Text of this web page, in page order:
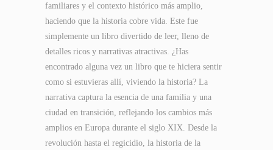
familiares y el contexto histórico más amplio,
haciendo que la historia cobre vida. Este fue
simplemente un libro divertido de leer, lleno de
detalles ricos y narrativas atractivas. ¿Has
encontrado alguna vez un libro que te hiciera sentir
como si estuvieras allí, viviendo la historia? La
narrativa captura la esencia de una familia y una
ciudad en transición, reflejando los cambios más
amplios en Europa durante el siglo XIX. Desde la
revolución hasta el regicidio, la historia de la